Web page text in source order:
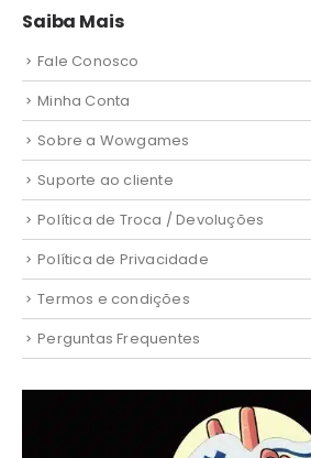
Saiba Mais
Fale Conosco
Minha Conta
Sobre a Wowgames
Suporte ao cliente
Política de Troca / Devoluções
Política de Privacidade
Termos e condições
Perguntas Frequentes